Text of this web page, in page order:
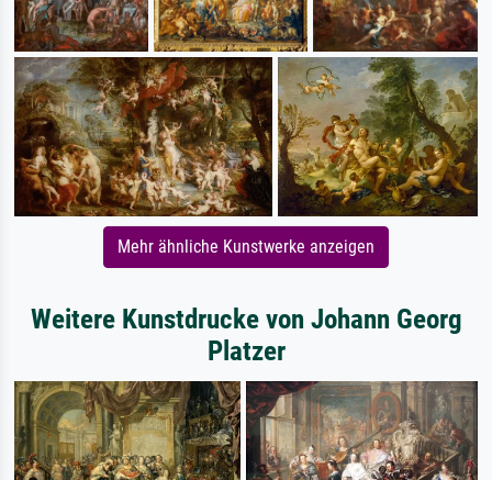
Mehr ähnliche Kunstwerke anzeigen
Weitere Kunstdrucke von Johann Georg
Platzer